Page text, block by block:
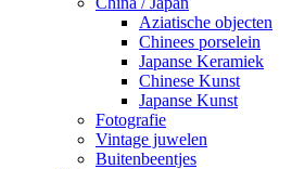
Aziatische objecten
Chinees porselein
Japanse Keramiek
Chinese Kunst
Japanse Kunst
Fotografie
Vintage juwelen
Buitenbeentjes